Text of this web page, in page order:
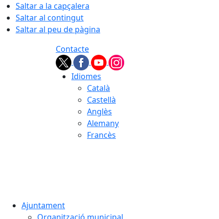
Saltar a la capçalera
Saltar al contingut
Saltar al peu de pàgina
Contacte
Idiomes
Català
Castellà
Anglès
Alemany
Francès
Ajuntament